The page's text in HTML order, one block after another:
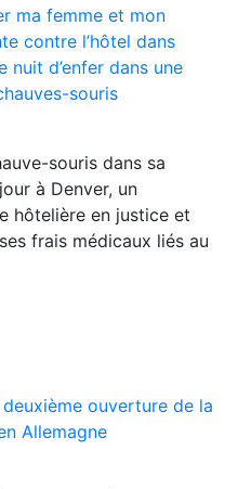
ma femme et mon
contre l’hôtel dans
nuit d’enfer dans une
souris
souris dans sa
à Denver, un
hôtelière en justice et
frais médicaux liés au
ouverture de la
Allemagne